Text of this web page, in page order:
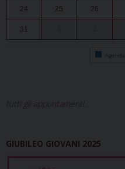
24 25 26
31
tutti gli appuntamenti...
GIUBILEO GIOVANI 2025